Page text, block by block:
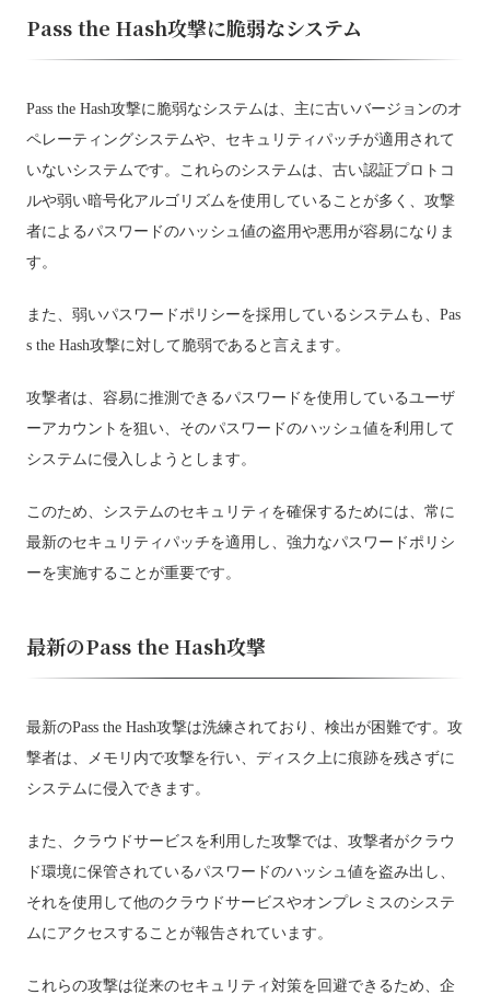
Pass the Hash攻撃に脆弱なシステム
Pass the Hash攻撃に脆弱なシステムは、主に古いバージョンのオ
ペレーティングシステムや、セキュリティパッチが適用されて
いないシステムです。これらのシステムは、古い認証プロトコ
ルや弱い暗号化アルゴリズムを使用していることが多く、攻撃
者によるパスワードのハッシュ値の盗用や悪用が容易になりま
す。
また、弱いパスワードポリシーを採用しているシステムも、Pas
s the Hash攻撃に対して脆弱であると言えます。
攻撃者は、容易に推測できるパスワードを使用しているユーザ
ーアカウントを狙い、そのパスワードのハッシュ値を利用して
システムに侵入しようとします。
このため、システムのセキュリティを確保するためには、常に
最新のセキュリティパッチを適用し、強力なパスワードポリシ
ーを実施することが重要です。
最新のPass the Hash攻撃
最新のPass the Hash攻撃は洗練されており、検出が困難です。攻
撃者は、メモリ内で攻撃を行い、ディスク上に痕跡を残さずに
システムに侵入できます。
また、クラウドサービスを利用した攻撃では、攻撃者がクラウ
ド環境に保管されているパスワードのハッシュ値を盗み出し、
それを使用して他のクラウドサービスやオンプレミスのシステ
ムにアクセスすることが報告されています。
これらの攻撃は従来のセキュリティ対策を回避できるため、企